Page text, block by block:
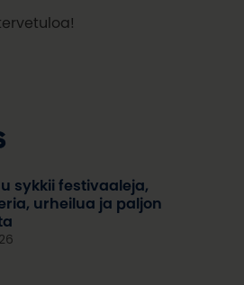
sykkii festivaaleja,
urheilua ja paljon